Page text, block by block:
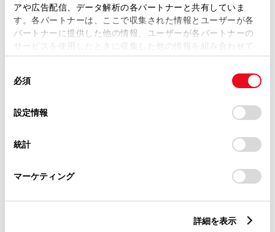
アや広告配信、データ解析の各パートナーと共有していま
す。各パートナーは、ここで収集された情報とユーザーが各
パートナーに提供した他の情報、ユーザーが各パートナーの
サービスを使用したときに収集した他の情報を組み合わせて
使用することがあります。当ウェブサイトの使用を続行する
デバイスにすべてのCookie(クッキー)が保存されることに同
意したことになります。Cookie(クッキー)のオプトアウト、
設定の変更、同意を撤回したりするにあたっては、当社の
「Cookie（クッキー）情報の取り扱いについて
」をご覧くだ
必須
設定情報
統計
マーケティング
詳細を表示
建物名
必須 ご希望の連絡方法
Eメール